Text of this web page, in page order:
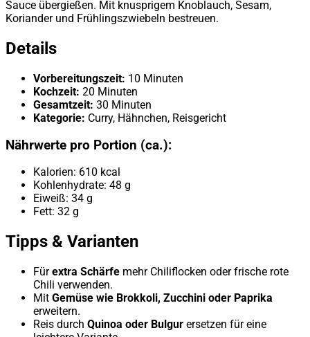
Sauce übergießen. Mit knusprigem Knoblauch, Sesam,
Koriander und Frühlingszwiebeln bestreuen.
Details
Vorbereitungszeit: 10 Minuten
Kochzeit: 20 Minuten
Gesamtzeit: 30 Minuten
Kategorie: Curry, Hähnchen, Reisgericht
Nährwerte pro Portion (ca.):
Kalorien: 610 kcal
Kohlenhydrate: 48 g
Eiweiß: 34 g
Fett: 32 g
Tipps & Varianten
Fürextra Schärfe mehr Chiliflocken oder frische rote
Chili verwenden.
Mit Gemüse wie Brokkoli, Zucchini oder Paprika
erweitern.
Reis durch Quinoa oder Bulgur ersetzen für eine